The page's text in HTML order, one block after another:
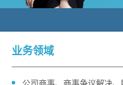
业务领域
公司商事、商事争议解决